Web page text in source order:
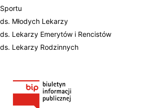
Młodych Lekarzy
Lekarzy Emerytów i Rencistów
Lekarzy Rodzinnych